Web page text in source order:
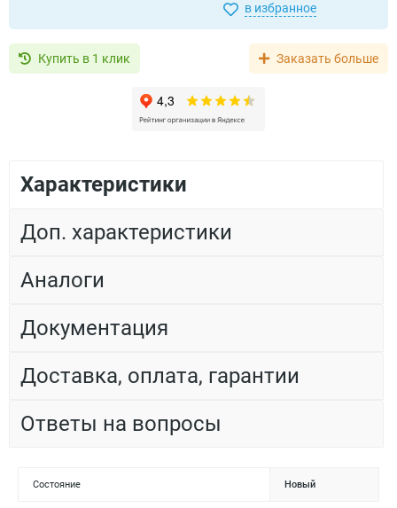
в избранное
Купить в 1 клик Заказать больше
Характеристики
Доп. характеристики
Аналоги
Документация
Доставка, оплата, гарантии
Ответы на вопросы
Состояние Новый